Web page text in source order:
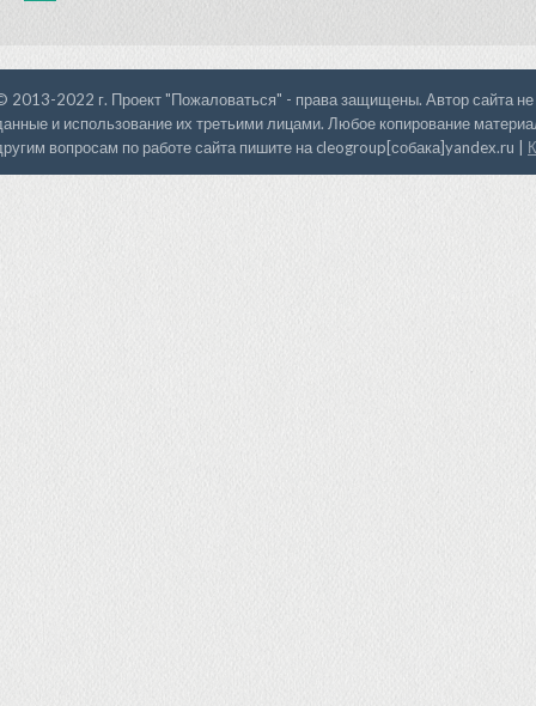
2013-2022 г. Проект "Пожаловаться" - права защищены. Автор сайта не
и использование их третьими лицами. Любое копирование
вопросам по работе сайта пишите на cleogroup[собака]yandex.ru |